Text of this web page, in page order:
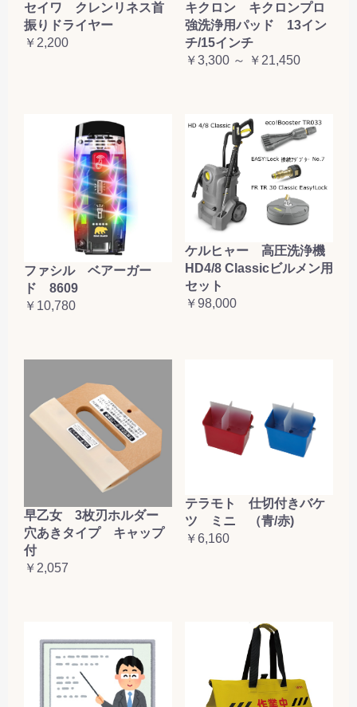
セイワ クレンリネス首
振りドライヤー
￥2,200
キクロン キクロンプロ
強洗浄用パッド 13イン
チ/15インチ
￥3,300 ～ ￥21,450
ファシル ベアーガー
ド 8609
￥10,780
ケルヒャー 高圧洗浄機
HD4/8 Classicビルメン用
セット
￥98,000
早乙女 3枚刃ホルダー
穴あきタイプ キャップ
付
￥2,057
テラモト 仕切付きバケ
ツ ミニ （青/赤)
￥6,160